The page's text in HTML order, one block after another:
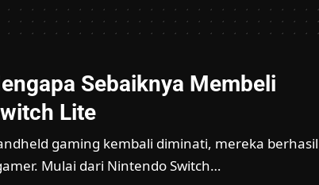
Sebaiknya Membeli
Lite
gaming kembali diminati, mereka berhasil
Mulai dari Nintendo Switch…